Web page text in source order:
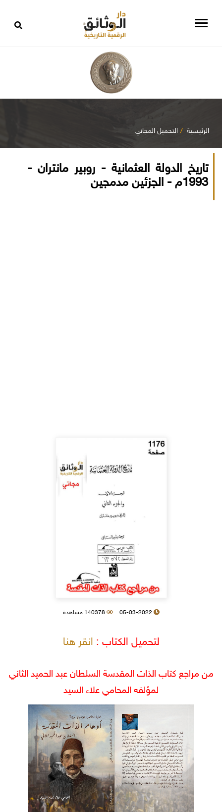
الرئيسية التحميل المجاني
تاريخ الدولة العثمانية - روبير مانتران -
1993م - الجزئين مدمجين
05-03-2022 140378 مشاهدة
لتحميل الكتاب :انقر هنا
من مراجع كتاب الذات المقدسة السلطان عبد الحميد الثاني
لمؤلفه المحامي علاء السيد